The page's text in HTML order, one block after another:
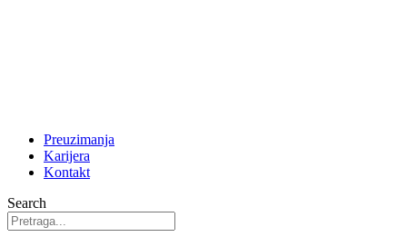
Preuzimanja
Karijera
Kontakt
Search